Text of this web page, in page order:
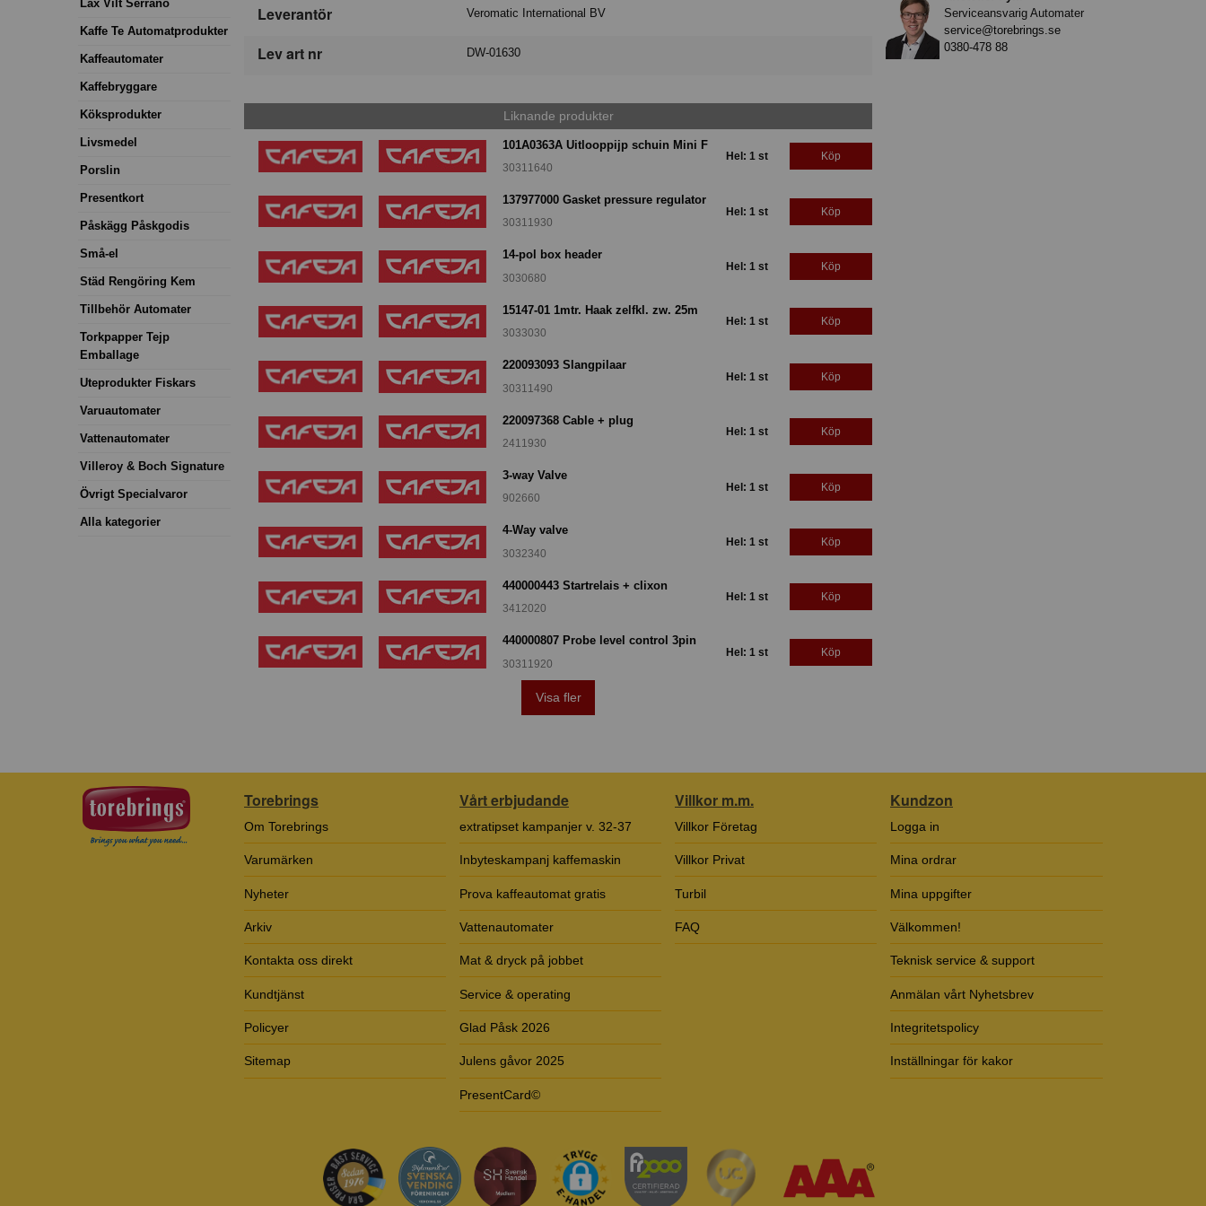
Lax Vilt Serrano
Kaffe Te Automatprodukter
Kaffeautomater
Kaffebryggare
Köksprodukter
Livsmedel
Porslin
Presentkort
Påskägg Påskgodis
Små-el
Städ Rengöring Kem
Tillbehör Automater
Torkpapper Tejp
Emballage
Uteprodukter Fiskars
Varuautomater
Vattenautomater
Villeroy & Boch Signature
Övrigt Specialvaror
Alla kategorier
Leverantör Veromatic International BV
Lev art nr DW-01630
Liknande produkter
101A0363A Uitlooppijp schuin Mini F
30311640
Hel: 1 st Köp
137977000 Gasket pressure regulator
30311930
Hel: 1 st Köp
14-pol box header
3030680
Hel: 1 st Köp
15147-01 1mtr. Haak zelfkl. zw. 25m
3033030
Hel: 1 st Köp
220093093 Slangpilaar
30311490
Hel: 1 st Köp
220097368 Cable + plug
2411930
Hel: 1 st Köp
3-way Valve
902660
Hel: 1 st Köp
4-Way valve
3032340
Hel: 1 st Köp
440000443 Startrelais + clixon
3412020
Hel: 1 st Köp
440000807 Probe level control 3pin
30311920
Hel: 1 st Köp
Visa fler
Serviceansvarig Automater
service@torebrings.se
0380-478 88
Torebrings
Om Torebrings
Varumärken
Nyheter
Arkiv
Kontakta oss direkt
Kundtjänst
Policyer
Sitemap
Vårt erbjudande
extratipset kampanjer v. 32-37
Inbyteskampanj kaffemaskin
Prova kaffeautomat gratis
Vattenautomater
Mat & dryck på jobbet
Service & operating
Glad Påsk 2026
Julens gåvor 2025
PresentCard©
Villkor m.m.
Villkor Företag
Villkor Privat
Turbil
FAQ
Kundzon
Logga in
Mina ordrar
Mina uppgifter
Välkommen!
Teknisk service & support
Anmälan vårt Nyhetsbrev
Integritetspolicy
Inställningar för kakor